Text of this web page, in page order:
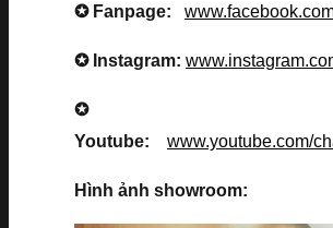
✪ Fanpage:
✪ Instagram:
✪
Youtube: www.youtube.com/
Hình ảnh showroom: